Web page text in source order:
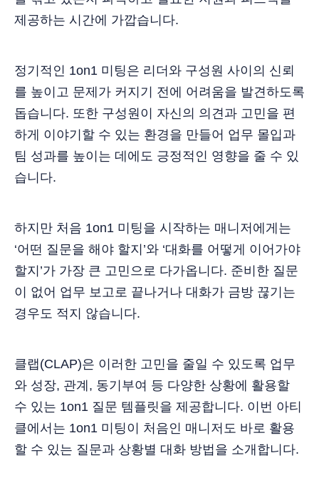
제공하는 시간에 가깝습니다.
정기적인 1on1 미팅은 리더와 구성원 사이의 신뢰
를 높이고 문제가 커지기 전에 어려움을 발견하도록
돕습니다. 또한 구성원이 자신의 의견과 고민을 편
하게 이야기할 수 있는 환경을 만들어 업무 몰입과
팀 성과를 높이는 데에도 긍정적인 영향을 줄 수 있
습니다.
하지만 처음 1on1 미팅을 시작하는 매니저에게는
‘어떤 질문을 해야 할지’와 ‘대화를 어떻게 이어가야
할지’가 가장 큰 고민으로 다가옵니다. 준비한 질문
이 없어 업무 보고로 끝나거나 대화가 금방 끊기는
경우도 적지 않습니다.
클랩(CLAP)은 이러한 고민을 줄일 수 있도록 업무
와 성장, 관계, 동기부여 등 다양한 상황에 활용할
수 있는 1on1 질문 템플릿을 제공합니다. 이번 아티
클에서는 1on1 미팅이 처음인 매니저도 바로 활용
할 수 있는 질문과 상황별 대화 방법을 소개합니다.